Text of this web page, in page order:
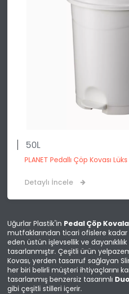
50L
PLANET Pedallı Çöp Kovası Lüks
Detaylı İncele
Uğurlar Plastik'in Pedal Çöp
mutfaklarından ticari ofislere
eden üstün işlevsellik ve
tasarlanmıştır. Çeşitli ürün
Kovası, yerden tasarruf sağlayan
her biri belirli müşteri ihtiyaçlarını
tasarlanmış benzersiz tasarımlı
gibi çeşitli stilleri içerir.